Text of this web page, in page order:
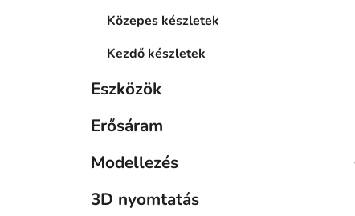
Közepes készletek
Kezdő készletek
Eszközök
Erősáram
Modellezés
3D nyomtatás